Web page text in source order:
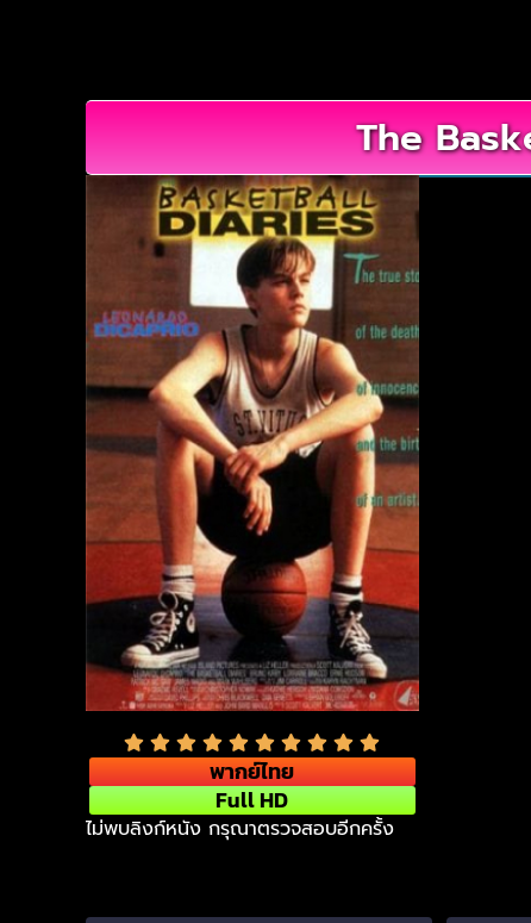
The
พากย์ไทย
Full HD
ไม่พบลิงก์หนัง กรุณาตรวจสอบอีกครั้ง